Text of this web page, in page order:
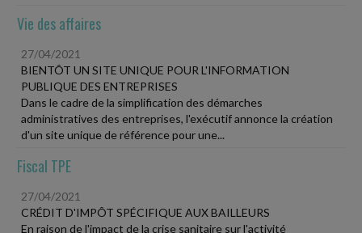
Vie des affaires
27/04/2021
BIENTÔT UN SITE UNIQUE POUR L'INFORMATION
PUBLIQUE DES ENTREPRISES
Dans le cadre de la simplification des démarches
administratives des entreprises, l'exécutif annonce la création
d'un site unique de référence pour une...
Fiscal TPE
27/04/2021
CRÉDIT D'IMPÔT SPÉCIFIQUE AUX BAILLEURS
En raison de l'impact de la crise sanitaire sur l'activité